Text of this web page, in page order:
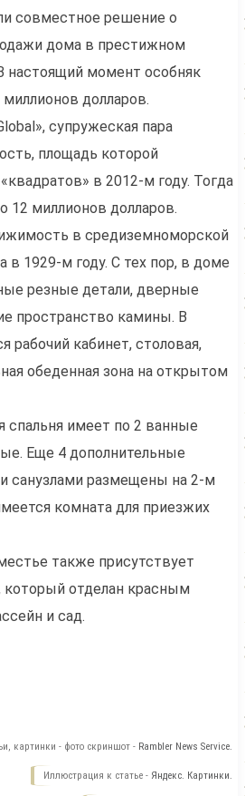
совместное решение о
дома в престижном
настоящий момент особняк
долларов.
супружеская пара
площадь которой
в 2012-м году. Тогда
12 миллионов долларов.
в средиземноморской
в 1929-м году. С тех пор, в доме
резные детали, дверные
пространство камины. В
рабочий кабинет, столовая,
обеденная зона на открытом
спальня имеет по 2 ванные
Еще 4 дополнительные
санузлами размещены на 2-м
комната для приезжих
также присутствует
отделан красным
и сад.
картинки - фото скриншот - Rambler News Service.
Иллюстрация к статье - Яндекс. Картинки.